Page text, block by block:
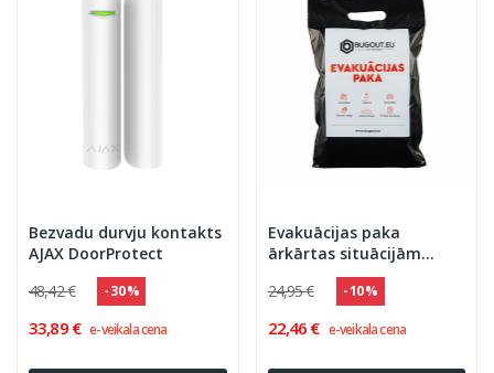
Bezvadu durvju kontakts
AJAX DoorProtect
48,42 €
- 30 %
33,89 € e-veikala cena
Evakuācijas paka
ārkārtas situācijām
(Evacuation Pack)
24,95 € - 10 %
22,46 € e-veikala cena